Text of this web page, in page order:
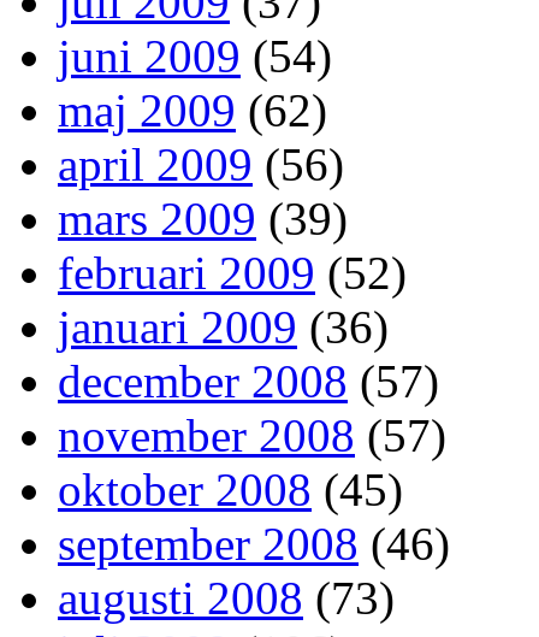
juni 2009 (54)
maj 2009 (62)
april 2009 (56)
mars 2009 (39)
februari 2009 (52)
januari 2009 (36)
december 2008 (57)
november 2008 (57)
oktober 2008 (45)
september 2008 (46)
augusti 2008 (73)